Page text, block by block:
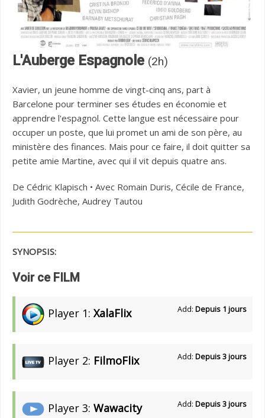
L'Auberge Espagnole (2h)
Xavier, un jeune homme de vingt-cinq ans, part à
Barcelone pour terminer ses études en économie et
apprendre l'espagnol. Cette langue est nécessaire pour
occuper un poste, que lui promet un ami de son père, au
ministère des finances. Mais pour ce faire, il doit quitter sa
petite amie Martine, avec qui il vit depuis quatre ans.
De Cédric Klapisch • Avec Romain Duris, Cécile de France,
Judith Godrèche, Audrey Tautou
SYNOPSIS:
Voir ce FILM
Player 1: XalaFlix Add: Depuis 1 jours
Player 2: FilmoFlix Add: Depuis 3 jours
Player 3: Wawacity Add: Depuis 3 jours